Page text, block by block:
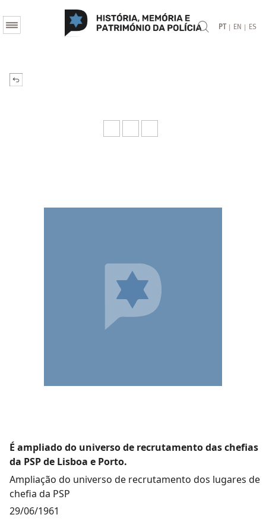
PT | EN | ES
É ampliado do universo de recrutamento das chefias
da PSP de Lisboa e Porto.
Ampliação do universo de recrutamento dos lugares de
chefia da PSP
29/06/1961